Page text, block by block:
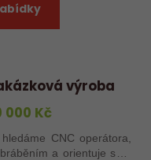
výroba
000 Kč
CNC operátora,
a orientuje se v